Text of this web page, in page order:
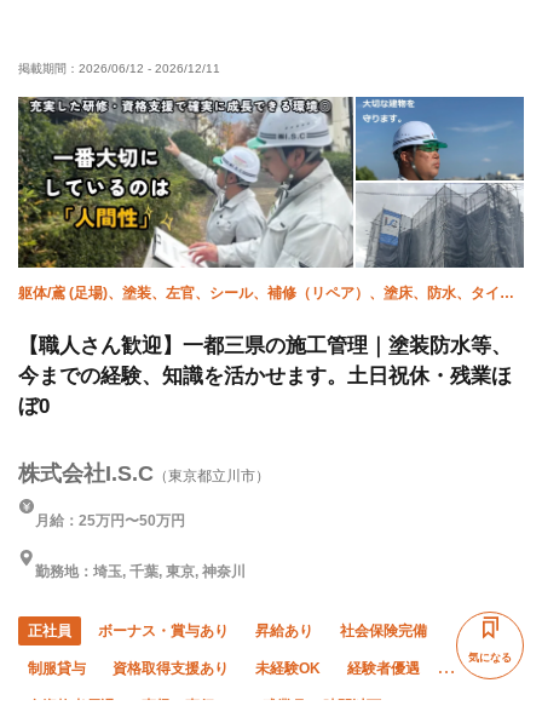
50代以上活躍中 直帰・直行OK
転勤なし
掲載期間： 2026/06/12 - 2026/12/11
躯体/鳶 (足場)、塗装、左官、シール、補修（リペア）、塗床、防水、タイ
【職人さん歓迎】一都三県の施工管理｜塗装防水等、
今までの経験、知識を活かせます。土日祝休・残業ほ
ぼ0
株式会社I.S.C （東京都立川市）
月給：25万円〜50万円
勤務地：埼玉, 千葉, 東京, 神奈川
正社員 ボーナス・賞与あり 昇給あり 社会保険完備
制服貸与 資格取得支援あり 未経験OK 経験者優遇
有資格者優遇 直帰・直行OK 残業月10時間以下
気になる